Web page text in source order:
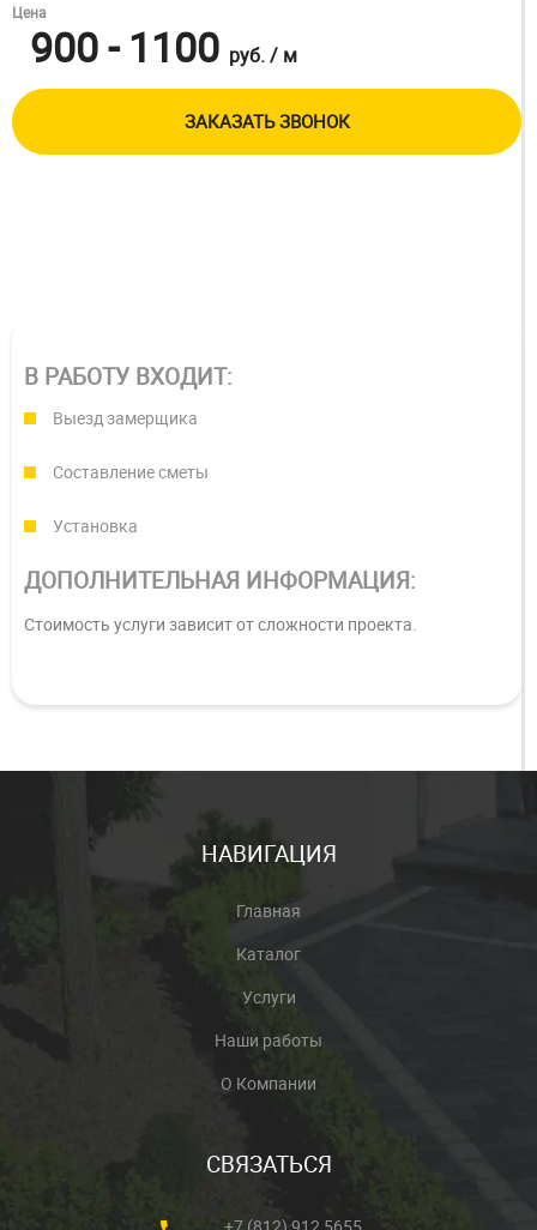
Цена
900 - 1100 руб./ м
ЗАКАЗАТЬ ЗВОНОК
В РАБОТУ ВХОДИТ:
Выезд замерщика
Составление сметы
Установка
ДОПОЛНИТЕЛЬНАЯ ИНФОРМАЦИЯ:
Стоимость услуги зависит от сложности проекта.
НАВИГАЦИЯ
Главная
Каталог
Услуги
Наши работы
О Компании
СВЯЗАТЬСЯ
+7 (812) 912 5655